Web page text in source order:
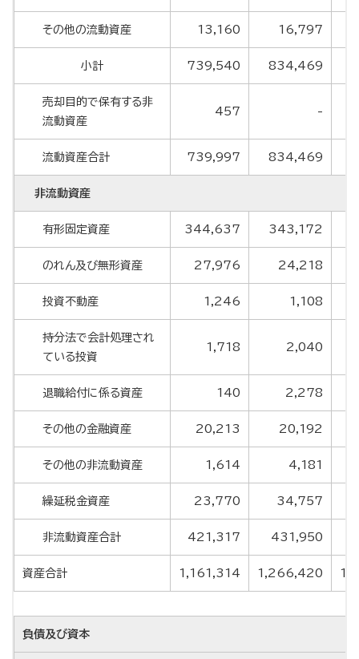
その他の流動資産 13,160 16,797
小計 739,540 834,469
売却目的で保有する非
流動資産
457 -
流動資産合計 739,997 834,469
非流動資産
有形固定資産 344,637 343,172
のれん及び無形資産 27,976 24,218
投資不動産 1,246 1,108
持分法で会計処理され
ている投資
1,718 2,040
退職給付に係る資産 140 2,278
その他の金融資産 20,213 20,192
その他の非流動資産 1,614 4,181
繰延税金資産 23,770 34,757
非流動資産合計 421,317 431,950
資産合計 1,161,314 1,266,420
負債及び資本